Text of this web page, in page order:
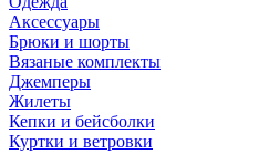
Аксессуары
Брюки и шорты
Вязаные комплекты
Джемперы
Жилеты
Кепки и бейсболки
Куртки и ветровки